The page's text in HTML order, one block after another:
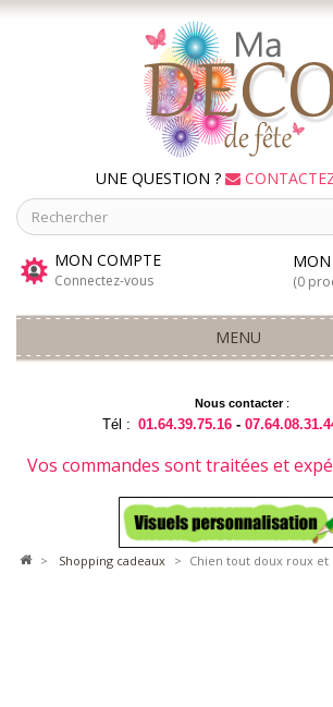
UNE QUESTION ?
MON COMPTE
Connectez-vous (0
MENU
Nous contacter:
Tél : 01.64.39.75.16 -
Vos commandes sont traitées et
> shopping cadeaux > Chien tout doux roux et